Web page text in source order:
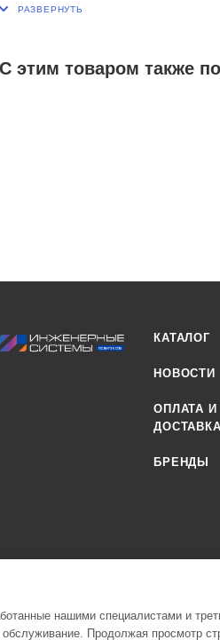
С этим товаром также
КАТАЛОГ
НОВОСТИ
ОПЛАТА И
ДОСТАВКА
БРЕНДЫ
нашими специалистами и
Продолжая просмотр